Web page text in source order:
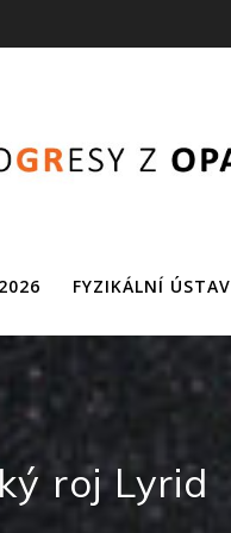
FYZIKÁLNÍ ÚSTAV
roj Lyrid